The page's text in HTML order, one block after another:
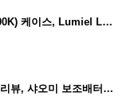
LG 옵티머스 뷰3(Vu:3, LG-F300K) 케이스, Lumiel Luxurious Cubic Leather Diary
10400mAh 샤오미 보조배터리 리뷰, 샤오미 보조배터리와 LED 라이트로 만들어본 무선 스탠드